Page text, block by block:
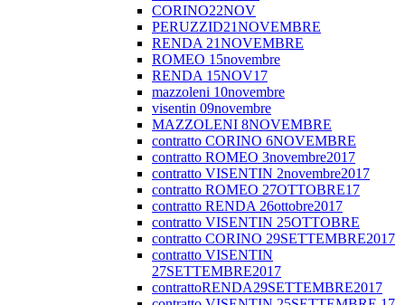
CORINO22NOV
PERUZZID21NOVEMBRE
RENDA 21NOVEMBRE
ROMEO 15novembre
RENDA 15NOV17
mazzoleni 10novembre
visentin 09novembre
MAZZOLENI 8NOVEMBRE
contratto CORINO 6NOVEMBRE
contratto ROMEO 3novembre2017
contratto VISENTIN 2novembre2017
contratto ROMEO 27OTTOBRE17
contratto RENDA 26ottobre2017
contratto VISENTIN 25OTTOBRE
contratto CORINO 29SETTEMBRE2017
contratto VISENTIN
27SETTEMBRE2017
contrattoRENDA29SETTEMBRE2017